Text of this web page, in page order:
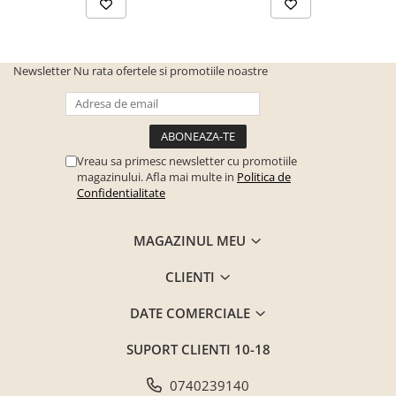
Newsletter Nu rata ofertele si promotiile noastre
Vreau sa primesc newsletter cu promotiile
magazinului. Afla mai multe in Politica de
Confidentialitate
MAGAZINUL MEU
CLIENTI
DATE COMERCIALE
SUPORT CLIENTI 10-18
0740239140